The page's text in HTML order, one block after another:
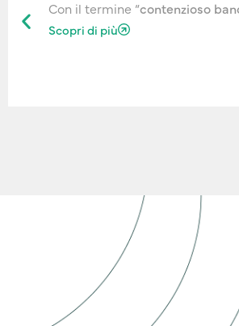
Con il termine “contenzioso
Scopri di più